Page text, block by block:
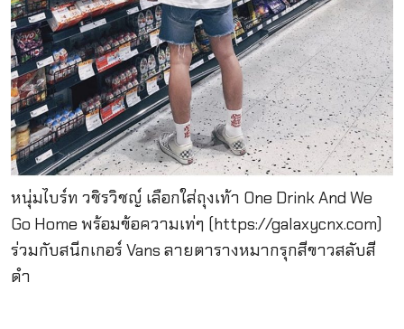
หนุ่มไบร์ท วชิรวิชญ์ เลือกใส่ถุงเท้า One Drink And We
Go Home พร้อมข้อความเท่ๆ (https://galaxycnx.com)
ร่วมกับสนีกเกอร์ Vans ลายตารางหมากรุกสีขาวสลับสี
ดำ